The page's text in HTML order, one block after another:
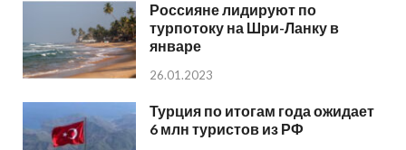
Россияне лидируют по
турпотоку на Шри-Ланку в
январе
26.01.2023
Турция по итогам года ожидает
6 млн туристов из РФ